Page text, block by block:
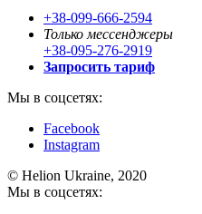
+38-099-666-2594
Только мессенджеры
+38-095-276-2919
Запросить тариф
Мы в соцсетях:
Facebook
Instagram
© Helion Ukraine, 2020
Мы в соцсетях: